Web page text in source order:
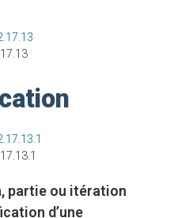
partie ou itération
d’une